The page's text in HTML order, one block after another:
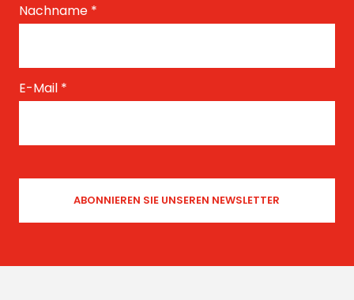
Nachname *
E-Mail *